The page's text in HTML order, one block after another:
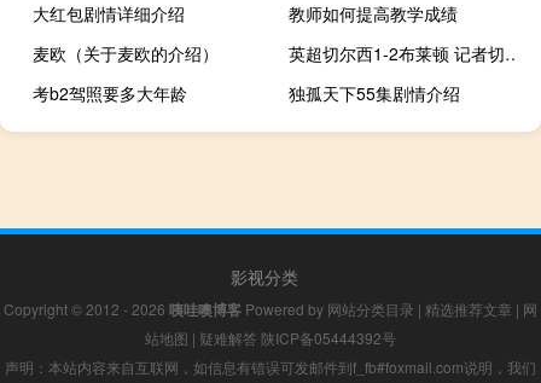
大红包剧情详细介绍
教师如何提高教学成绩
麦欧（关于麦欧的介绍）
英超切尔西1-2布莱顿 记者切尔西并不急于决定新帅人选孔蒂和安切洛蒂不是候选
考b2驾照要多大年龄
独孤天下55集剧情介绍
影视分类
Copyright © 2012 - 2026 咦哇噢博客 Powered by 网站分类目录 | 精选推荐文章 | 网
站地图 | 疑难解答 陕ICP备05444392号
声明：本站内容来自互联网，如信息有错误可发邮件到f_fb#foxmail.com说明，我们